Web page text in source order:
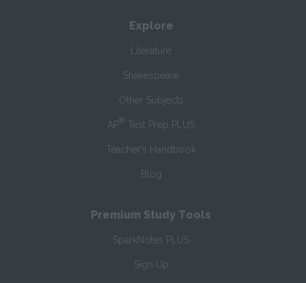
Explore
Literature
Shakespeare
Other Subjects
AP® Test Prep PLUS
Teacher’s Handbook
Blog
Premium Study Tools
SparkNotes PLUS
Sign Up